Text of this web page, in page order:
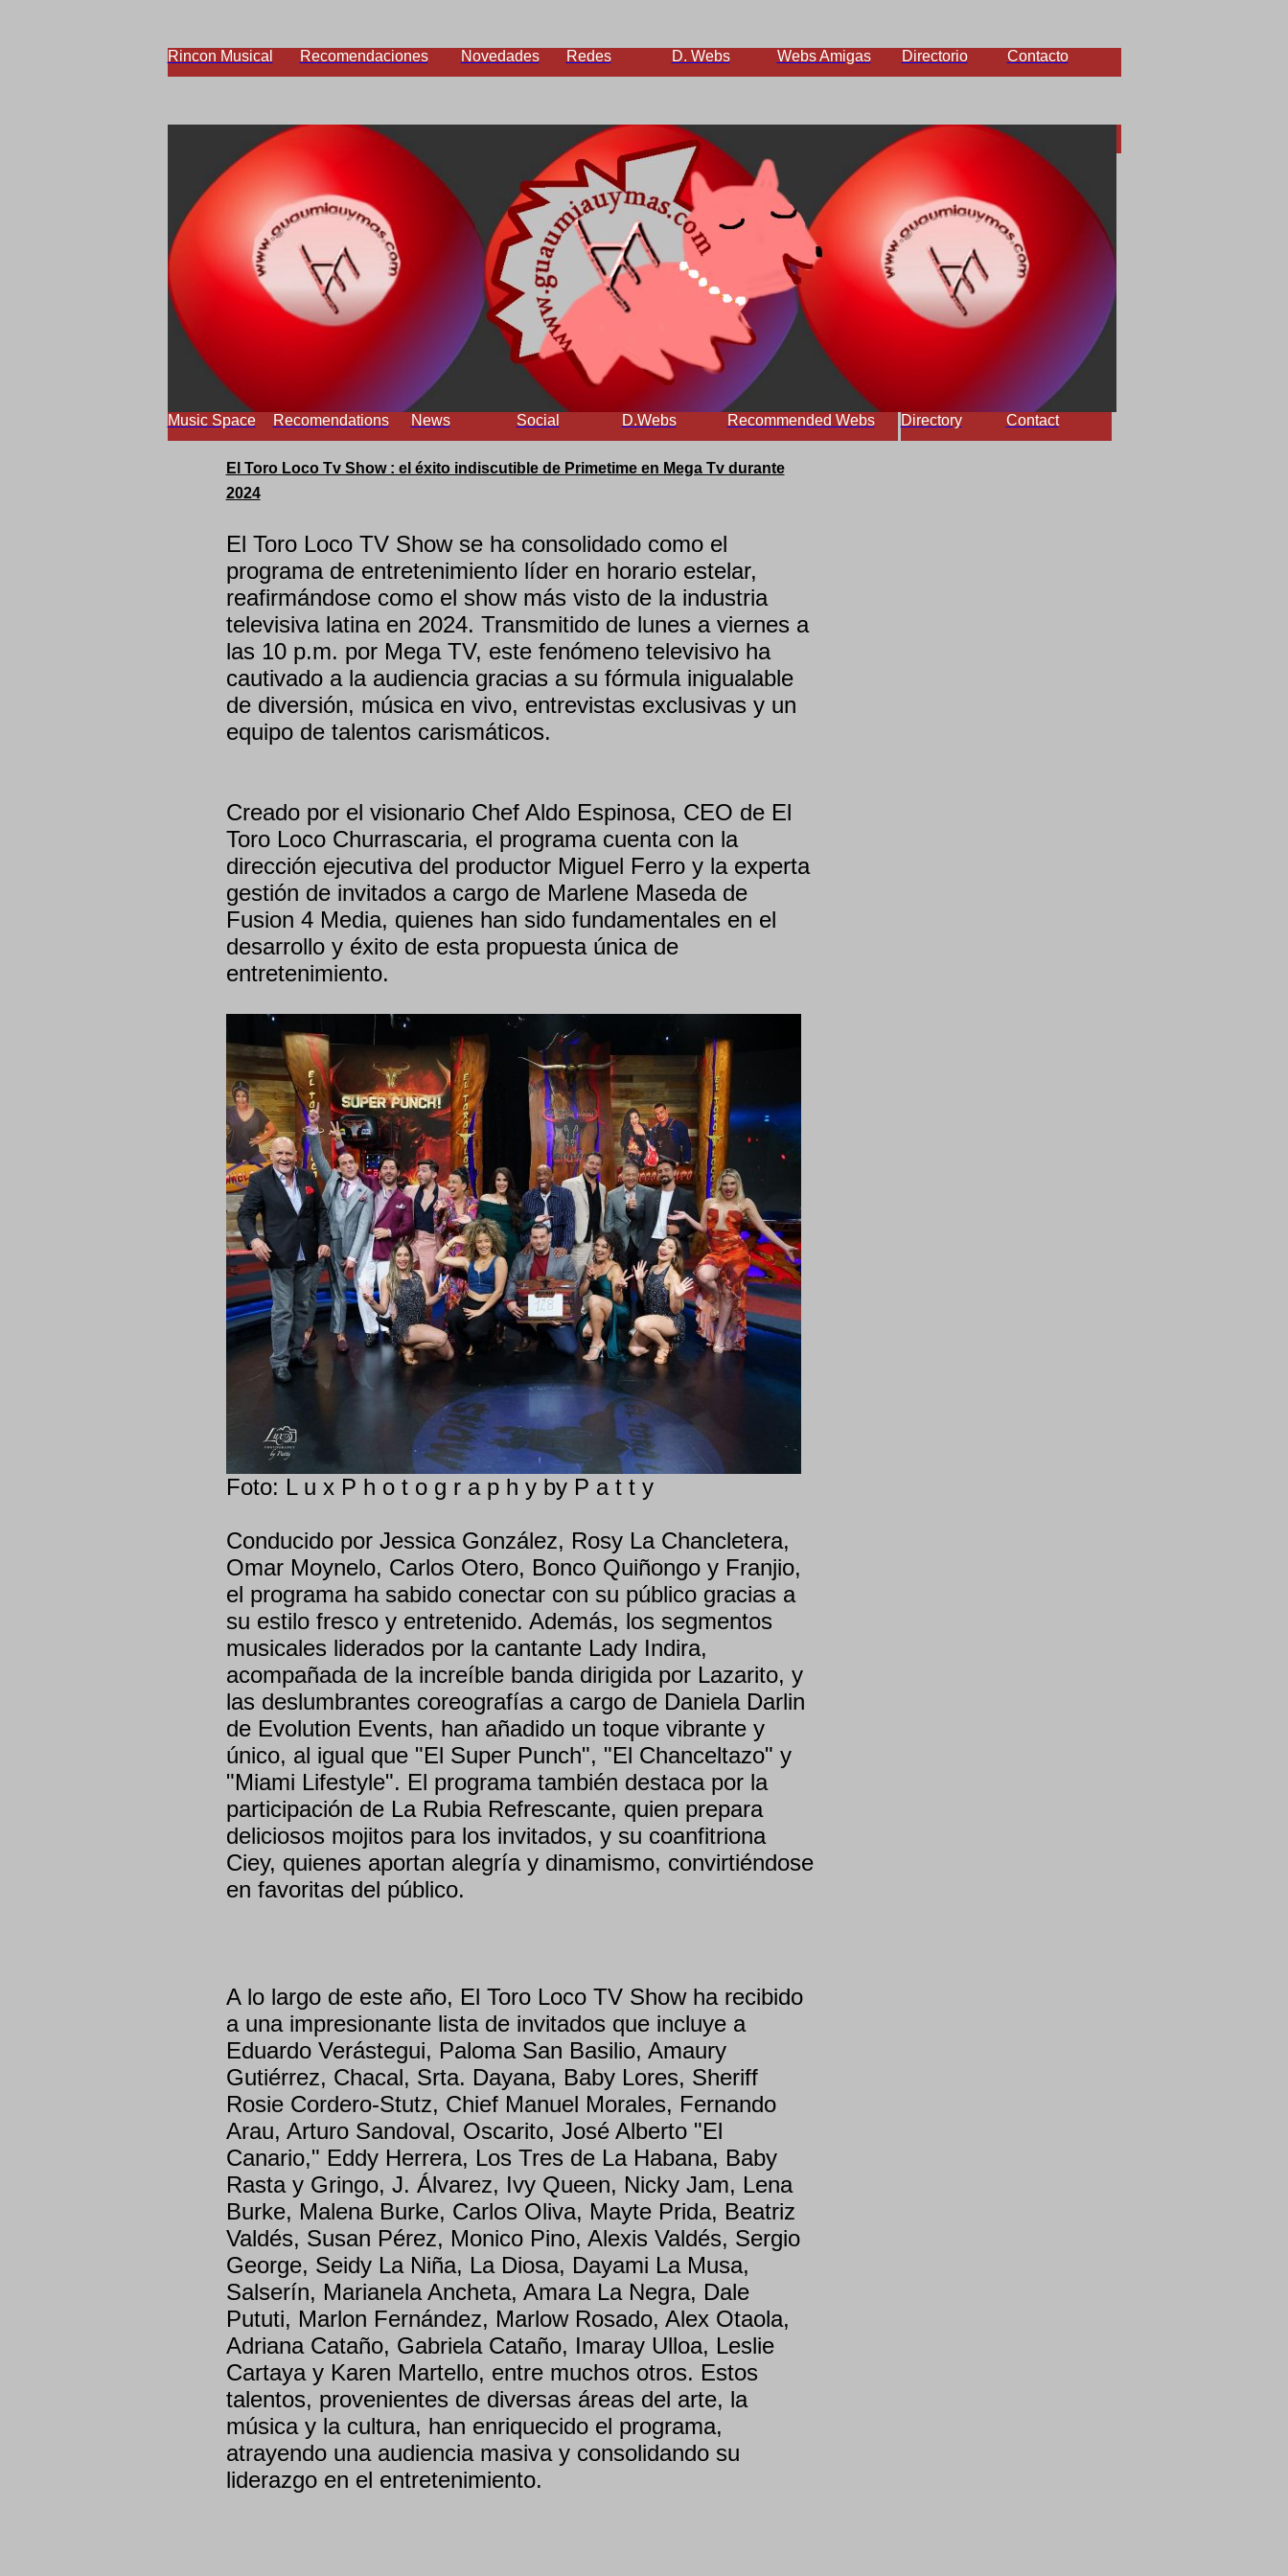
Rincon Musical Recomendaciones Novedades Redes D. Webs Webs Amigas Directorio Contacto
Music Space Recomendations News Social D.Webs Recommended Webs Directory Contact
El Toro Loco Tv Show : el éxito indiscutible de Primetime en Mega Tv durante
2024
El Toro Loco TV Show se ha consolidado como el
programa de entretenimiento líder en horario estelar,
reafirmándose como el show más visto de la industria
televisiva latina en 2024. Transmitido de lunes a viernes a
las 10 p.m. por Mega TV, este fenómeno televisivo ha
cautivado a la audiencia gracias a su fórmula inigualable
de diversión, música en vivo, entrevistas exclusivas y un
equipo de talentos carismáticos.
Creado por el visionario Chef Aldo Espinosa, CEO de El
Toro Loco Churrascaria, el programa cuenta con la
dirección ejecutiva del productor Miguel Ferro y la experta
gestión de invitados a cargo de Marlene Maseda de
Fusion 4 Media, quienes han sido fundamentales en el
desarrollo y éxito de esta propuesta única de
entretenimiento.
Foto: L u x P h o t o g r a p h y by P a t t y
Conducido por Jessica González, Rosy La Chancletera,
Omar Moynelo, Carlos Otero, Bonco Quiñongo y Franjio,
el programa ha sabido conectar con su público gracias a
su estilo fresco y entretenido. Además, los segmentos
musicales liderados por la cantante Lady Indira,
acompañada de la increíble banda dirigida por Lazarito, y
las deslumbrantes coreografías a cargo de Daniela Darlin
de Evolution Events, han añadido un toque vibrante y
único, al igual que "El Super Punch", "El Chanceltazo" y
"Miami Lifestyle". El programa también destaca por la
participación de La Rubia Refrescante, quien prepara
deliciosos mojitos para los invitados, y su coanfitriona
Ciey, quienes aportan alegría y dinamismo, convirtiéndose
en favoritas del público.
A lo largo de este año, El Toro Loco TV Show ha recibido
a una impresionante lista de invitados que incluye a
Eduardo Verástegui, Paloma San Basilio, Amaury
Gutiérrez, Chacal, Srta. Dayana, Baby Lores, Sheriff
Rosie Cordero-Stutz, Chief Manuel Morales, Fernando
Arau, Arturo Sandoval, Oscarito, José Alberto "El
Canario," Eddy Herrera, Los Tres de La Habana, Baby
Rasta y Gringo, J. Álvarez, Ivy Queen, Nicky Jam, Lena
Burke, Malena Burke, Carlos Oliva, Mayte Prida, Beatriz
Valdés, Susan Pérez, Monico Pino, Alexis Valdés, Sergio
George, Seidy La Niña, La Diosa, Dayami La Musa,
Salserín, Marianela Ancheta, Amara La Negra, Dale
Pututi, Marlon Fernández, Marlow Rosado, Alex Otaola,
Adriana Cataño, Gabriela Cataño, Imaray Ulloa, Leslie
Cartaya y Karen Martello, entre muchos otros. Estos
talentos, provenientes de diversas áreas del arte, la
música y la cultura, han enriquecido el programa,
atrayendo una audiencia masiva y consolidando su
liderazgo en el entretenimiento.